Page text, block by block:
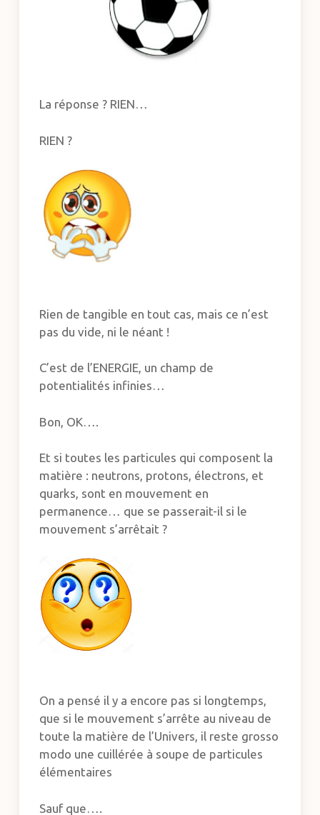
La réponse ? RIEN…
RIEN ?
Rien de tangible en tout cas, mais ce n’est
pas du vide, ni le néant !
C’est de l’ENERGIE, un champ de
potentialités infinies…
Bon, OK….
Et si toutes les particules qui composent la
matière : neutrons, protons, électrons, et
quarks, sont en mouvement en
permanence… que se passerait-il si le
mouvement s’arrêtait ?
On a pensé il y a encore pas si longtemps,
que si le mouvement s’arrête au niveau de
toute la matière de l’Univers, il reste grosso
modo une cuillérée à soupe de particules
élémentaires
Sauf que….